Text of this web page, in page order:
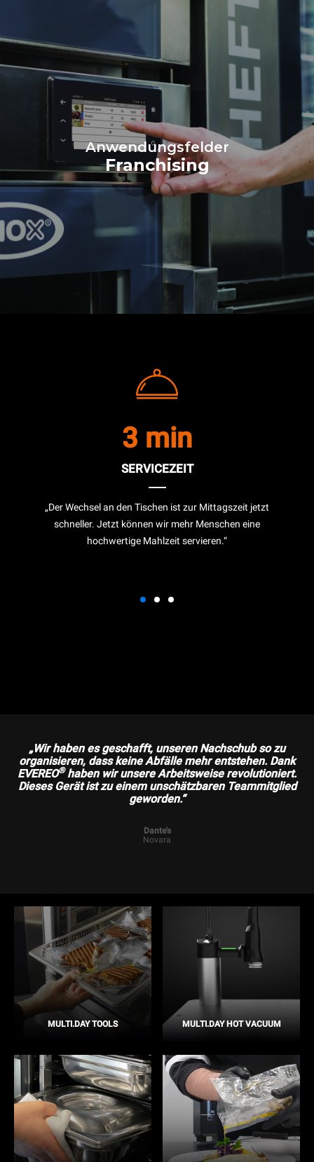
Anwendungsfelder
Franchising
3 min
SERVICEZEIT
„Der Wechsel an den Tischen ist zur Mittagszeit jetzt
schneller. Jetzt können wir mehr Menschen eine
hochwertige Mahlzeit servieren.“
„Wir haben es geschafft, unseren Nachschub so zu
organisieren, dass keine Abfälle mehr entstehen. Dank
EVEREO®haben wir unsere Arbeitsweise revolutioniert.
Dieses Gerät ist zu einem unschätzbaren Teammitglied
geworden.“
Dante's
Novara
MULTI.DAY TOOLS MULTI.DAY HOT VACUUM